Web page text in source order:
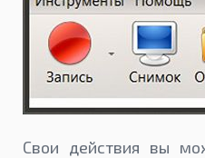
Свои действия вы